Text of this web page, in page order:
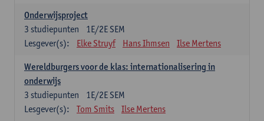
Onderwijsproject
1E/2E SEM
3 studiepunten
Lesgever(s):
Elke Struyf Hans Ihmsen Ilse Mertens
Wereldburgers voor de klas: internationalisering in
onderwijs
1E/2E SEM
3 studiepunten
Lesgever(s):
Tom Smits Ilse Mertens